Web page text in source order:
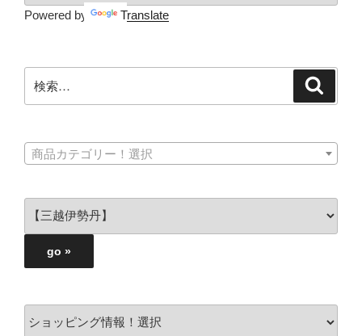
Powered by Translate
索:
商品カテゴリー！選択